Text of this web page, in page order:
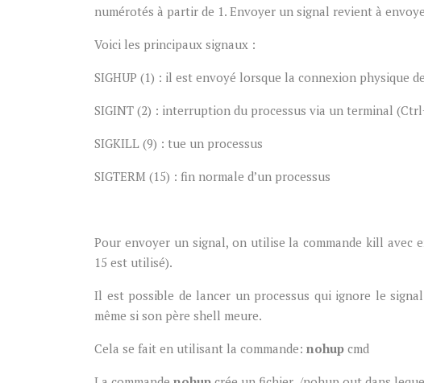
numérotés à partir de 1. Envoyer un signal revient à
Voici les principaux signaux :
SIGHUP (1) : il est envoyé lorsque la connexion physique
SIGINT (2) : interruption du processus via un terminal
SIGKILL (9) : tue un processus
SIGTERM (15) : fin normale d’un processus
Pour envoyer un signal, on utilise la commande kill
15 est utilisé).
Il est possible de lancer un processus qui ignore le
même si son père shell meure.
Cela se fait en utilisant la commande: nohup cmd